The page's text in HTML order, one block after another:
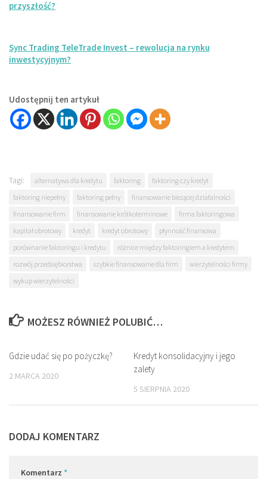
przyszłość?
Sync Trading TeleTrade Invest – rewolucja na rynku
inwestycyjnym?
Udostępnij ten artykuł
Tagi: alternatywa dla kredytu faktoring
faktoring czy kredyt
faktoring niepełny
faktoring pełny
finansowanie bieżącej działalności
finansowanie firm
finansowanie krótkoterminowe
firma faktoringowa
kapitał obrotowy
kredyt kredyt obrotowy
płynność finansowa
porównanie faktoringu i kredytu
różnice między faktoringiem a kredytem
rozwój przedsiębiorstwa
szybkie finansowanie dla firm
wierzytelności firmy
wykup wierzytelności
MOŻESZ RÓWNIEŻ POLUBIĆ…
Gdzie udać się po pożyczkę?
2 MARCA 2020
Kredyt konsolidacyjny i jego
zalety
5 SIERPNIA 2020
DODAJ KOMENTARZ
Komentarz *